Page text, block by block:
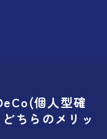
個人型確
ちらのメリッ